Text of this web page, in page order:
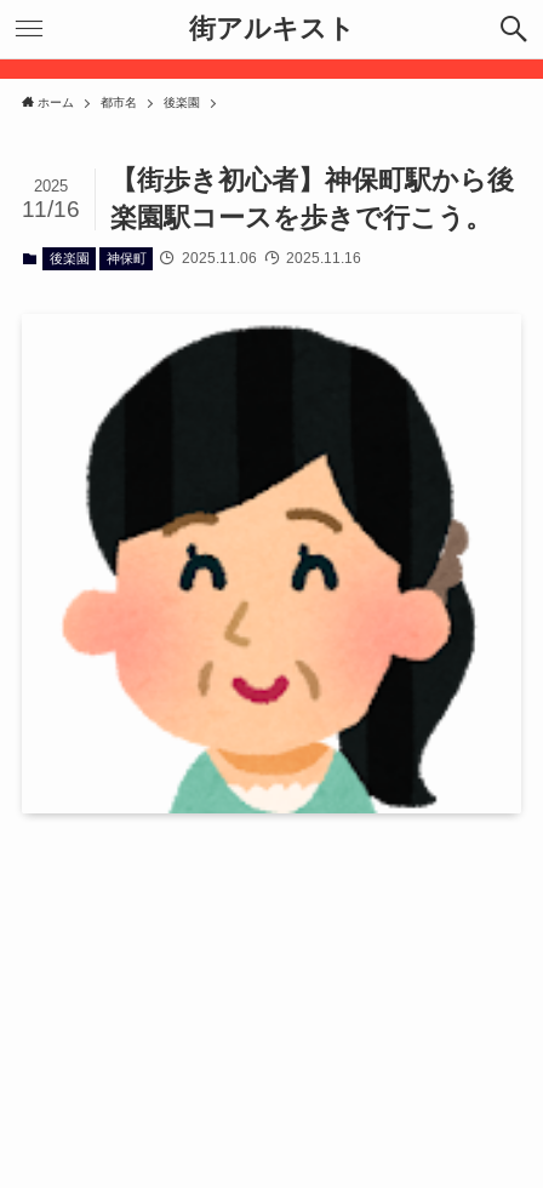
街アルキスト
ホーム 都市名 後楽園
【街歩き初心者】神保町駅から後
楽園駅コースを歩きで行こう。
2025
11/16
後楽園 神保町 2025.11.06 2025.11.16